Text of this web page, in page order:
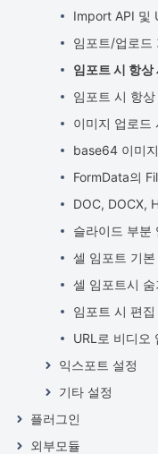
Import API 및
임포트/업로드
임포트 시 항상
임포트 시 항
이미지 업로드
base64 이미
FormData의
DOC, DOCX,
슬라이드 부분
셀 임포트 기본
셀 임포트시 숨
임포트 시 편집
URL로 비디오
익스포트 설정
기타 설정
플러그인
외부모듈